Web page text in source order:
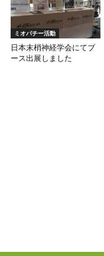
ミオパチー活動
日本末梢神経学会にてブ
ース出展しました